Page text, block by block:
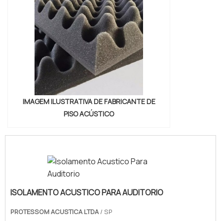
IMAGEM ILUSTRATIVA DE FABRICANTE DE
PISO ACÚSTICO
ISOLAMENTO ACUSTICO PARA AUDITORIO
PROTESSOM ACUSTICA LTDA / SP